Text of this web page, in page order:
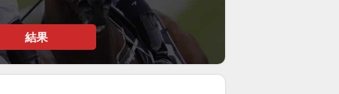
結果